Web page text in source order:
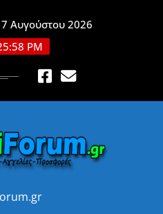
Αυγούστου 2026
PM